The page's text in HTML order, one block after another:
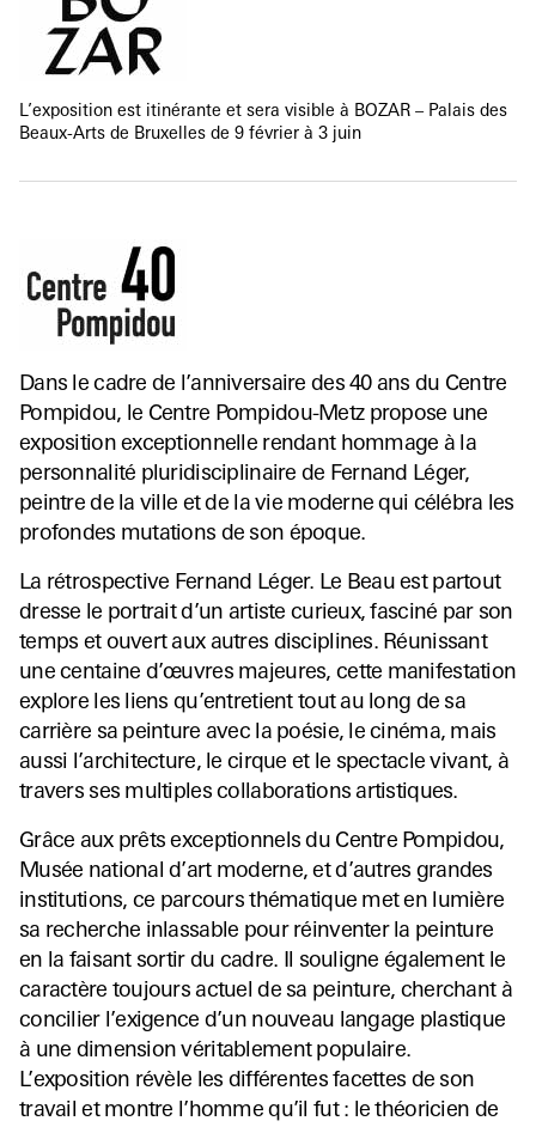
L’exposition est itinérante et sera visible à BOZAR – Palais des
Beaux-Arts de Bruxelles de 9 février à 3 juin
Dans le cadre de l’anniversaire des 40 ans du Centre
Pompidou, le Centre Pompidou-Metz propose une
exposition exceptionnelle rendant hommage à la
personnalité pluridisciplinaire de Fernand Léger,
peintre de la ville et de la vie moderne qui célébra les
profondes mutations de son époque.
La rétrospective Fernand Léger. Le Beau est partout
dresse le portrait d’un artiste curieux, fasciné par son
temps et ouvert aux autres disciplines. Réunissant
une centaine d’œuvres majeures, cette manifestation
explore les liens qu’entretient tout au long de sa
carrière sa peinture avec la poésie, le cinéma, mais
aussi l’architecture, le cirque et le spectacle vivant, à
travers ses multiples collaborations artistiques.
Grâce aux prêts exceptionnels du Centre Pompidou,
Musée national d’art moderne, et d’autres grandes
institutions, ce parcours thématique met en lumière
sa recherche inlassable pour réinventer la peinture
en la faisant sortir du cadre. Il souligne également le
caractère toujours actuel de sa peinture, cherchant à
concilier l’exigence d’un nouveau langage plastique
à une dimension véritablement populaire.
L’exposition révèle les différentes facettes de son
travail et montre l’homme qu’il fut : le théoricien de